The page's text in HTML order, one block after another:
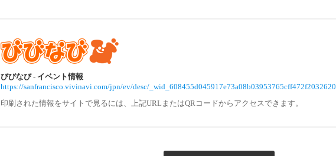
びびなび - イベント情報
https://sanfrancisco.vivinavi.com/jpn/ev/desc/_wid_608455d045917e73a08b03953765cff472f2032620
印刷された情報をサイトで見るには、上記URLまたはQRコードからアクセスできます。